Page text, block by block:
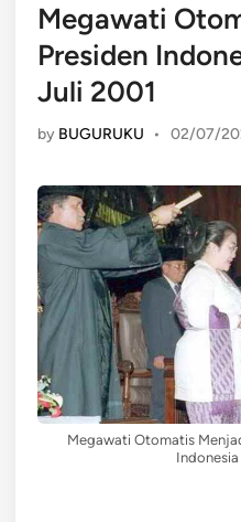
Megawati
Presiden
Juli 2001
by BUGURUKU • 02/07/
Megawati Otomatis
Indonesia